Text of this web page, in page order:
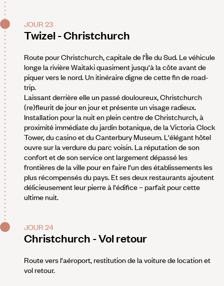
JOUR 23
Twizel - Christchurch
Route pour Christchurch, capitale de l'Île du Sud. Le véhicule
longe la rivière Waitaki quasiment jusqu'à la côte avant de
piquer vers le nord. Un itinéraire digne de cette fin de road-
trip.
Laissant derrière elle un passé douloureux, Christchurch
(re)fleurit de jour en jour et présente un visage radieux.
Installation pour la nuit en plein centre de Christchurch, à
proximité immédiate du jardin botanique, de la Victoria Clock
Tower, du casino et du Canterbury Museum. L'élégant hôtel
ouvre sur la verdure du parc voisin. La réputation de son
confort et de son service ont largement dépassé les
frontières de la ville pour en faire l'un des établissements les
plus récompensés du pays. Et ses deux restaurants ajoutent
délicieusement leur pierre à l'édifice – parfait pour cette
ultime nuit.
JOUR 24
Christchurch - Vol retour
Route vers l'aéroport, restitution de la voiture de location et
vol retour.